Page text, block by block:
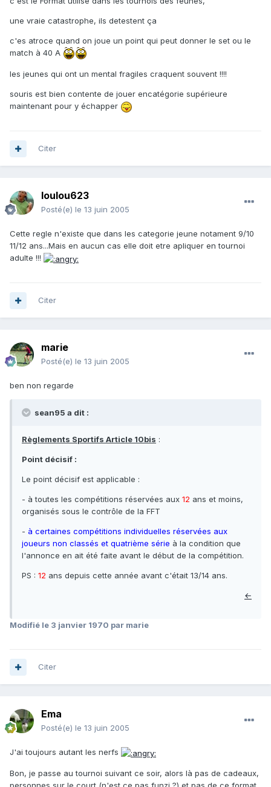
une vraie catastrophe, ils detestent ça
c'es atroce quand on joue un point qui peut donner le set ou le
match à 40 A
les jeunes qui ont un mental fragiles craquent souvent !!!!
souris est bien contente de jouer encatégorie supérieure
maintenant pour y échapper
Citer
loulou623
Posté(e) le 13 juin 2005
Cette regle n'existe que dans les categorie jeune notament 9/10
11/12 ans...Mais en aucun cas elle doit etre apliquer en tournoi
adulte !!!
Citer
marie
Posté(e) le 13 juin 2005
ben non regarde
sean95 a dit :
Règlements Sportifs Article 10bis :
Point décisif :
Le point décisif est applicable :
- à toutes les compétitions réservées aux 12 ans et moins,
organisés sous le contrôle de la FFT
- à certaines compétitions individuelles réservées aux
joueurs non classés et quatrième série à la condition que
l'annonce en ait été faite avant le début de la compétition.
PS : 12 ans depuis cette année avant c'était 13/14 ans.
←
Modifié le 3 janvier 1970 par marie
Citer
Ema
Posté(e) le 13 juin 2005
J'ai toujours autant les nerfs
Bon, je passe au tournoi suivant ce soir, alors là pas de cadeaux,